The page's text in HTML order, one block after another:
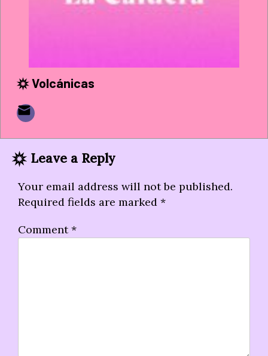
Volcánicas
Leave a Reply
Your email address will not be published.
Required fields are marked *
Comment*